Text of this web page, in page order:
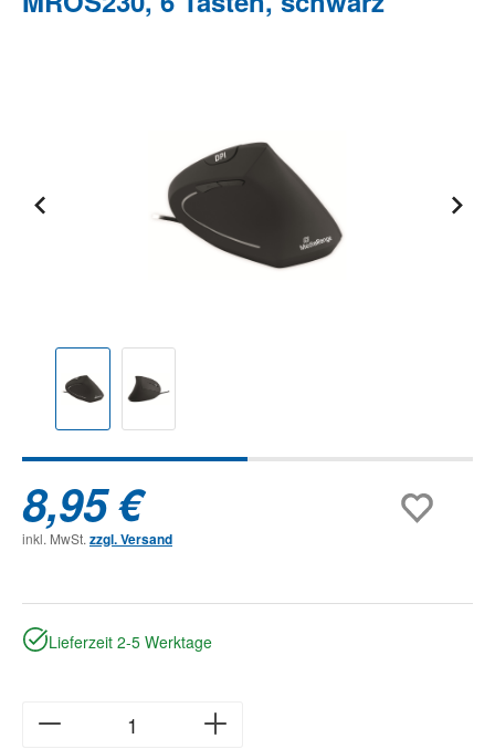
8,95 €
inkl. MwSt. zzgl. Versand
Lieferzeit 2-5 Werktage